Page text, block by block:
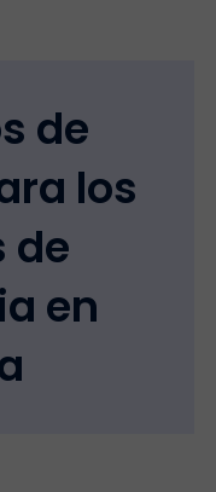
de
los
de
en